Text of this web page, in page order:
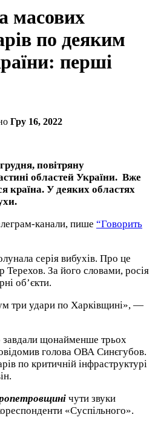
масових
по деяким
перші
Гру 16, 2022
повітряну
областей України. Вже
країна. У деяких областях
канали, пише “Говорить
серія вибухів. Про це
Терехов. За його словами, росія
об’єкти.
три удари по Харківщині», —
завдали щонайменше трьох
голова ОВА Синєгубов.
по критичній інфраструктурі
чути звуки
«Суспільного».